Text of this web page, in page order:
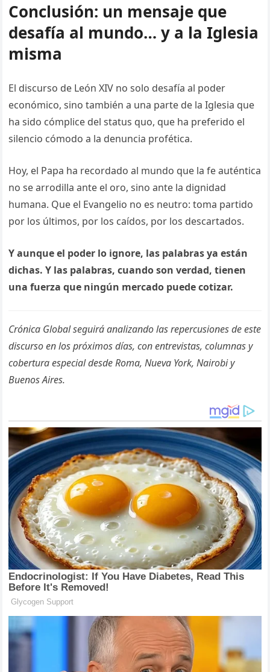
Conclusión: un mensaje que
desafía al mundo… y a la Iglesia
misma
El discurso de León XIV no solo desafía al poder
económico, sino también a una parte de la Iglesia que
ha sido cómplice del status quo, que ha preferido el
silencio cómodo a la denuncia profética.
Hoy, el Papa ha recordado al mundo que la fe auténtica
no se arrodilla ante el oro, sino ante la dignidad
humana. Que el Evangelio no es neutro: toma partido
por los últimos, por los caídos, por los descartados.
Y aunque el poder lo ignore, las palabras ya están
dichas. Y las palabras, cuando son verdad, tienen
una fuerza que ningún mercado puede cotizar.
Crónica Global seguirá analizando las repercusiones de este
discurso en los próximos días, con entrevistas, columnas y
cobertura especial desde Roma, Nueva York, Nairobi y
Buenos Aires.